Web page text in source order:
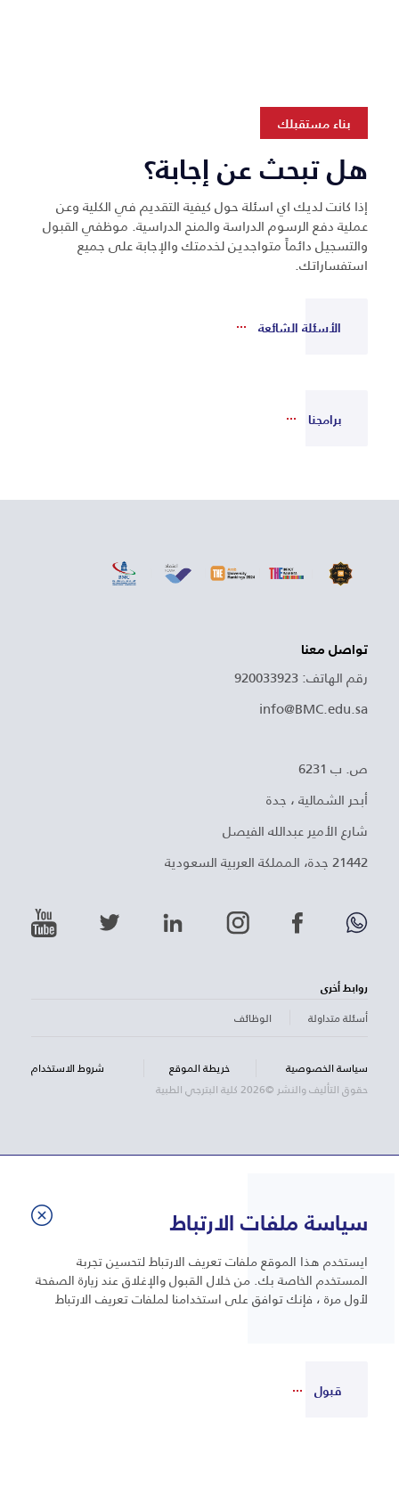
بناء مستقبلك
هل تبحث عن إجابة؟
إذا كانت لديك اي اسئلة حول كيفية التقديم في الكلية وعن
عملية دفع الرسوم الدراسة والمنح الدراسية. موظفي القبول
والتسجيل دائماً متواجدين لخدمتك والإجابة على جميع
استفساراتك.
الأسئلة الشائعة
برامجنا
تواصل معنا
رقم الهاتف: 920033923
info@BMC.edu.sa
ص. ب 6231
أبحر الشمالية ، جدة
شارع الأمير عبدالله الفيصل
21442 جدة، المملكة العربية السعودية
روابط أخرى
أسئلة متداولة
الوظائف
سياسة الخصوصية خريطة الموقع
شروط الاستخدام
حقوق التأليف والنشر ©2026 كلية البترجي الطبية
سياسة ملفات الارتباط
ايستخدم هذا الموقع ملفات تعريف الارتباط لتحسين تجربة
المستخدم الخاصة بك. من خلال القبول والإغلاق عند زيارة الصفحة
لأول مرة ، فإنك توافق على استخدامنا لملفات تعريف الارتباط
قبول